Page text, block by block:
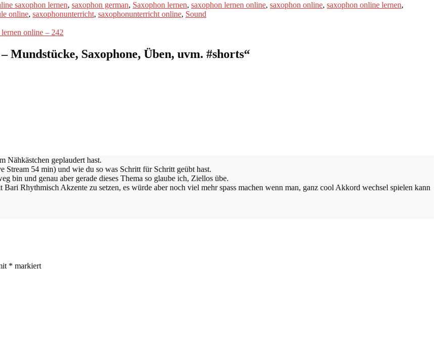
saxophon lernen, saxophon german, Saxophon lernen, saxophon lernen online, saxophon online, saxophon online lernen,
online, saxophonunterricht, saxophonunterricht online, Sound
online – 242
Mundstücke, Saxophone, Üben, uvm. #shorts“
Nähkästchen geplaudert hast.
54 min) und wie du so was Schritt für Schritt geübt hast.
bin und genau aber gerade dieses Thema so glaube ich, Ziellos übe.
Rhythmisch Akzente zu setzen, es würde aber noch viel mehr spass machen wenn man, ganz cool Akkord wechsel spielen kann
* markiert